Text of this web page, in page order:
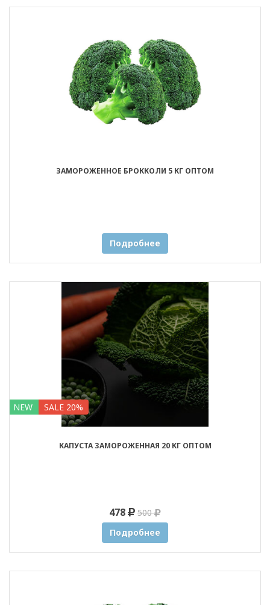
ЗАМОРОЖЕННОЕ БРОККОЛИ 5 КГ ОПТОМ
Подробнее
NEW SALE 20%
КАПУСТА ЗАМОРОЖЕННАЯ 20 КГ ОПТОМ
478
500
Подробнее